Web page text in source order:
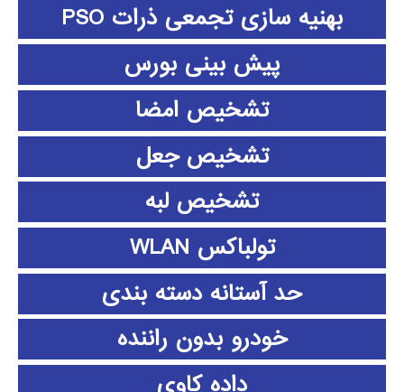
بهنیه سازی تجمعی ذرات PSO
پیش بینی بورس
تشخیص امضا
تشخیص جعل
تشخیص لبه
تولباکس WLAN
حد آستانه دسته بندی
خودرو بدون راننده
داده كاوي